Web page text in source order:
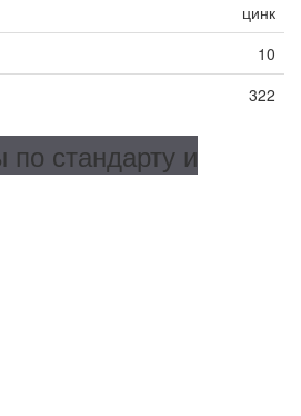
цинк
10
322
стандарту и